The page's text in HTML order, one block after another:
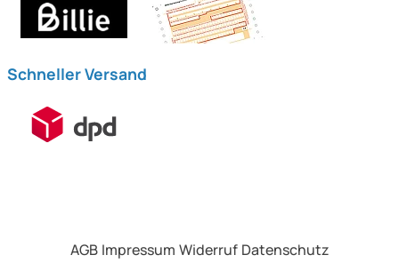
Schneller Versand
AGB Impressum Widerruf Datenschutz